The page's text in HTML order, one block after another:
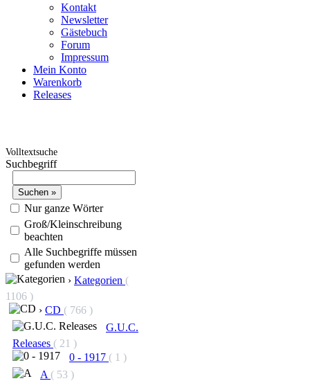
Kontakt
Newsletter
Gästebuch
Forum
Impressum
Mein Konto
Warenkorb
Releases
Volltextsuche
Suchbegriff
Nur ganze Wörter
Groß/Kleinschreibung
beachten
Alle Suchbegriffe müssen
gefunden werden
› Kategorien (
1106 )
› CD ( 766 )
G.U.C.
Releases ( 21 )
0 - 1917 ( 1 )
A ( 53 )